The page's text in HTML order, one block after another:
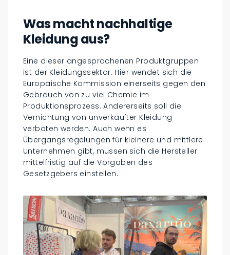
Was macht nachhaltige
Kleidung aus?
Eine dieser angesprochenen Produktgruppen
ist der Kleidungssektor. Hier wendet sich die
Europäische Kommission einerseits gegen den
Gebrauch von zu viel Chemie im
Produktionsprozess. Andererseits soll die
Vernichtung von unverkaufter Kleidung
verboten werden. Auch wenn es
Übergangsregelungen für kleinere und mittlere
Unternehmen gibt, müssen sich die Hersteller
mittelfristig auf die Vorgaben des
Gesetzgebers einstellen.